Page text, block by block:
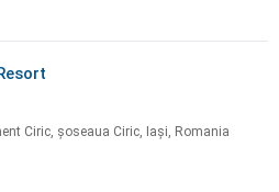
Ciric, șoseaua Ciric, Iași, Romania